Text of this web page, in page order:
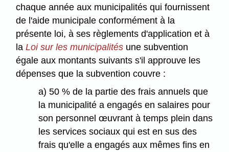
chaque année aux municipalités qui fournissent
de l'aide municipale conformément à la
présente loi, à ses règlements d'application et à
laLoi sur les municipalités une subvention
égale aux montants suivants s'il approuve les
dépenses que la subvention couvre :
a) 50 % de la partie des frais annuels que
la municipalité a engagés en salaires pour
son personnel œuvrant à temps plein dans
les services sociaux qui est en sus des
frais qu'elle a engagés aux mêmes fins en